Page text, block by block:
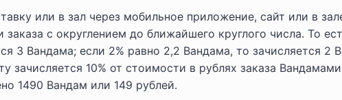
или в зал через мобильное приложение, сайт или в
заказа с округлением до ближайшего круглого числа. То
3 Вандама; если 2% равно 2,2 Вандама, то зачисляется 2
зачисляется 10% от стоимости в рублях заказа
1490 Вандам или 149 рублей.